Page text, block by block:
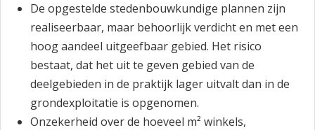
De opgestelde stedenbouwkundige plannen zijn
realiseerbaar, maar behoorlijk verdicht en met een
hoog aandeel uitgeefbaar gebied. Het risico
bestaat, dat het uit te geven gebied van de
deelgebieden in de praktijk lager uitvalt dan in de
grondexploitatie is opgenomen.
Onzekerheid over de hoeveel m² winkels,